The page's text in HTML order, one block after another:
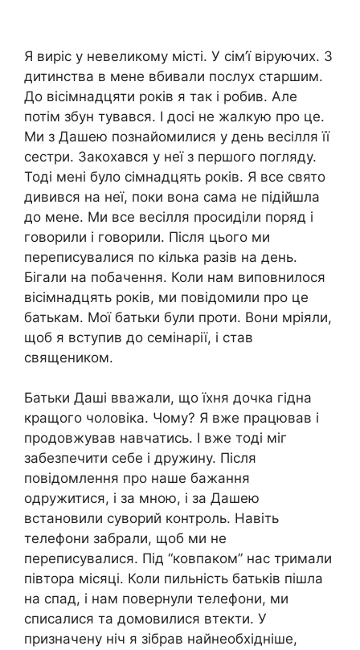
Я виріс у невеликому місті. У сім’ї віруючих. З
дитинства в мене вбивали послух старшим.
До вісімнадцяти років я так і робив. Але
потім збун тувався. І досі не жалкую про це.
Ми з Дашею познайомилися у день весілля її
сестри. Закохався у неї з першого погляду.
Тоді мені було сімнадцять років. Я все свято
дивився на неї, поки вона сама не підійшла
до мене. Ми все весілля просиділи поряд і
говорили і говорили. Після цього ми
переписувалися по кілька разів на день.
Бігали на побачення. Коли нам виповнилося
вісімнадцять років, ми повідомили про це
батькам. Мої батьки були проти. Вони мріяли,
щоб я вступив до семінарії, і став
священиком.
Батьки Даші вважали, що їхня дочка гідна
кращого чоловіка. Чому? Я вже працював і
продовжував навчатись. І вже тоді міг
забезпечити себе і дружину. Після
повідомлення про наше бажання
одружитися, і за мною, і за Дашею
встановили суворий контроль. Навіть
телефони забрали, щоб ми не
переписувалися. Під “ковпаком” нас тримали
півтора місяці. Коли пильність батьків пішла
на спад, і нам повернули телефони, ми
списалися та домовилися втекти. У
призначену ніч я зібрав найнеобхідніше,